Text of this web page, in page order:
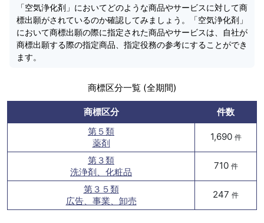
「空気浄化剤」においてどのような商品やサービスに対して商
標出願がされているのか確認してみましょう。「空気浄化剤」
において商標出願の際に指定された商品やサービスは、自社が
商標出願する際の指定商品、指定役務の参考にすることができ
ます。
商標区分一覧 (全期間)
商標区分
件数
第５類
薬剤
1,690 件
第３類
洗浄剤、化粧品
710 件
第３５類
広告、事業、卸売
247 件